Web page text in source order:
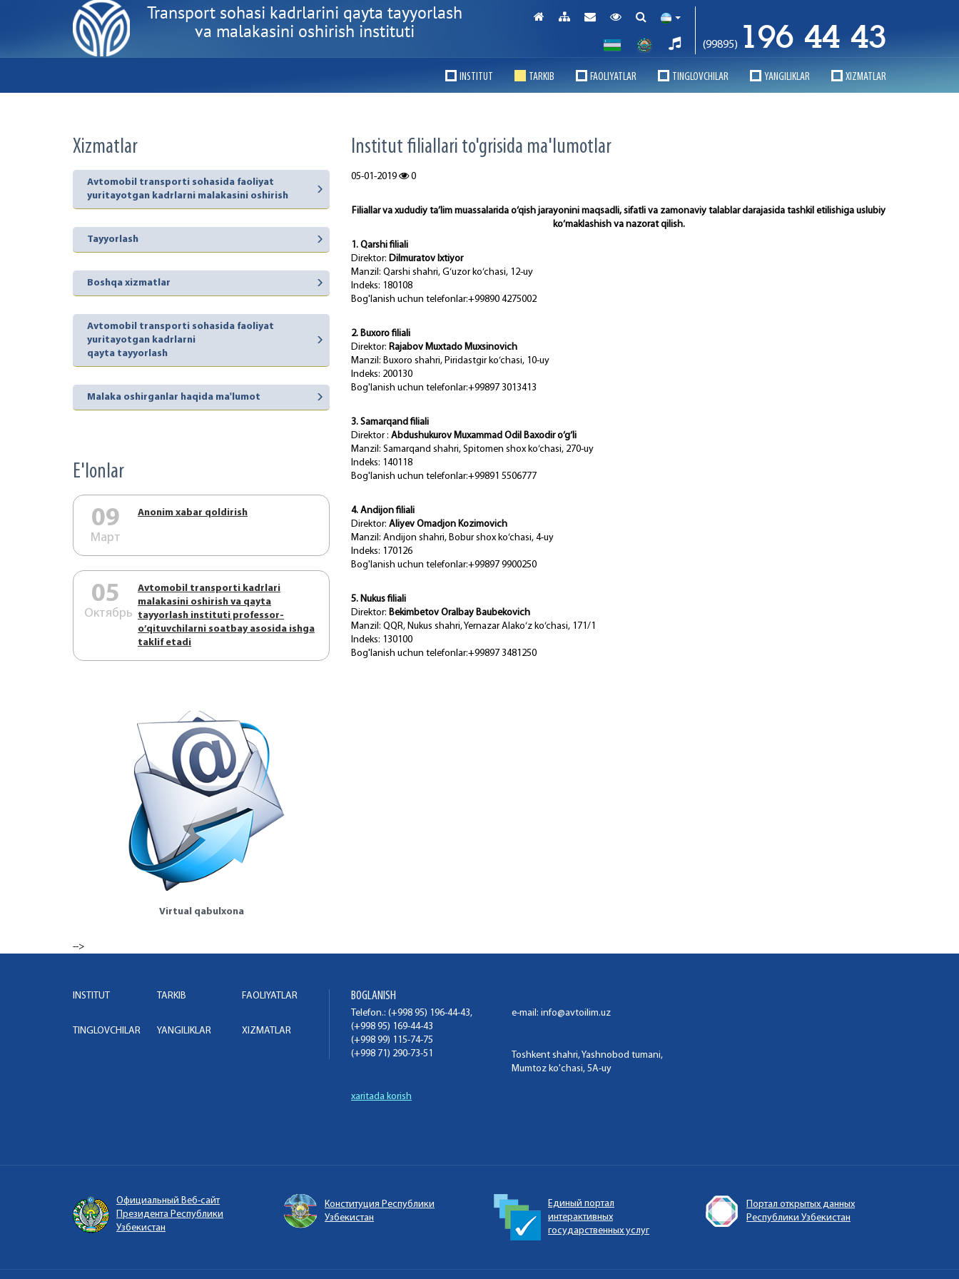
Transport sohasi kadrlarini qayta tayyorlash
va malakasini oshirish instituti
(99895) 196 44 43
INSTITUT TARKIB FAOLIYATLAR TINGLOVCHILAR YANGILIKLAR XIZMATLAR
Xizmatlar
Avtomobil transporti sohasida faoliyat
yuritayotgan kadrlarni malakasini oshirish
Tayyorlash
Boshqa xizmatlar
Avtomobil transporti sohasida faoliyat
yuritayotgan kadrlarni
qayta tayyorlash
Malaka oshirganlar haqida ma'lumot
E'lonlar
09
Март
Аnonim xabar qoldirish
05
Октябрь
Аvtоmоbil trаnspоrti kаdrlаri
mаlаkаsini оshirish vа qаytа
tаyyorlаsh instituti prоfеssоr-
o’qituvchilаrni sоаtbаy аsоsidа ishgа
tаklif etаdi
Virtual qabulxona
Institut filiallari to'grisida ma'lumotlar
05-01-2019 0
Filiallar va xududiy ta’lim muassalarida o‘qish jarayonini maqsadli, sifatli va zamonaviy talablar darajasida tashkil etilishiga uslubiy
ko‘maklashish va nazorat qilish.
1. Qarshi filiali
Direktor: Dilmuratov Ixtiyor
Manzil: Qarshi shahri, G‘uzor ko‘chasi, 12-uy
Indeks: 180108
Bog'lanish uchun telefonlar:+99890 4275002
2. Buxoro filiali
Direktor: Rajabov Muxtado Muxsinovich
Manzil: Buxoro shahri, Piridastgir ko‘chasi, 10-uy
Indeks: 200130
Bog'lanish uchun telefonlar:+99897 3013413
3. Samarqand filiali
Direktor : Abdushukurov Muxammad Odil Baxodir o‘g‘li
Manzil: Samarqand shahri, Spitomen shox ko‘chasi, 270-uy
Indeks: 140118
Bog'lanish uchun telefonlar:+99891 5506777
4. Andijon filiali
Direktor: Aliyev Omadjon Kozimovich
Manzil: Andijon shahri, Bobur shox ko‘chasi, 4-uy
Indeks: 170126
Bog'lanish uchun telefonlar:+99897 9900250
5. Nukus filiali
Direktor: Bekimbetov Oralbay Baubekovich
Manzil: QQR, Nukus shahri, Yernazar Alako‘z ko‘chasi, 171/1
Indeks: 130100
Bog'lanish uchun telefonlar:+99897 3481250
-->
INSTITUT TARKIB FAOLIYATLAR
TINGLOVCHILAR YANGILIKLAR XIZMATLAR
BOGLANISH
Telefon.: (+998 95) 196-44-43,
(+998 95) 169-44-43
(+998 99) 115-74-75
(+998 71) 290-73-51
e-mail: info@avtoilim.uz
Toshkent shahri, Yashnobod tumani,
Mumtoz ko'chasi, 5A-uy
xaritada korish
Официальный Веб-сайт
Президента Республики
Узбекистан
Конституция Республики
Узбекистан
Единый портал
интерактивных
государственных услуг
Портал открытых данных
Республики Узбекистан